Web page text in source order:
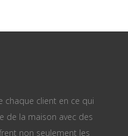
chaque client en ce qui
de la maison avec des
non seulement les